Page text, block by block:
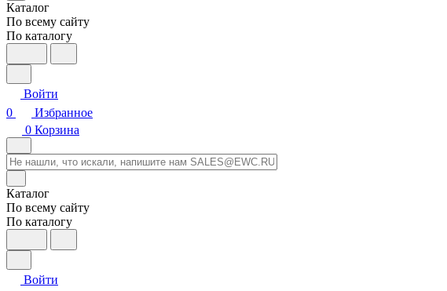
Каталог
По всему сайту
По каталогу
Войти
0
Избранное
0 Корзина
Каталог
По всему сайту
По каталогу
Войти